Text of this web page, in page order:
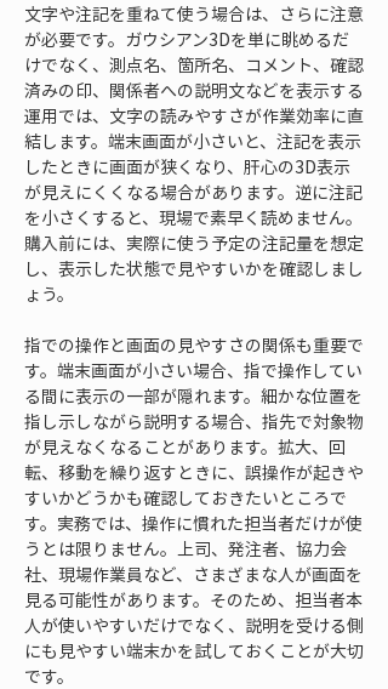
文字や注記を重ねて使う場合は、さらに注意
が必要です。ガウシアン3Dを単に眺めるだ
けでなく、測点名、箇所名、コメント、確認
済みの印、関係者への説明文などを表示する
運用では、文字の読みやすさが作業効率に直
結します。端末画面が小さいと、注記を表示
したときに画面が狭くなり、肝心の3D表示
が見えにくくなる場合があります。逆に注記
を小さくすると、現場で素早く読めません。
購入前には、実際に使う予定の注記量を想定
し、表示した状態で見やすいかを確認しまし
ょう。
指での操作と画面の見やすさの関係も重要で
す。端末画面が小さい場合、指で操作してい
る間に表示の一部が隠れます。細かな位置を
指し示しながら説明する場合、指先で対象物
が見えなくなることがあります。拡大、回
転、移動を繰り返すときに、誤操作が起きや
すいかどうかも確認しておきたいところで
す。実務では、操作に慣れた担当者だけが使
うとは限りません。上司、発注者、協力会
社、現場作業員など、さまざまな人が画面を
見る可能性があります。そのため、担当者本
人が使いやすいだけでなく、説明を受ける側
にも見やすい端末かを試しておくことが大切
です。